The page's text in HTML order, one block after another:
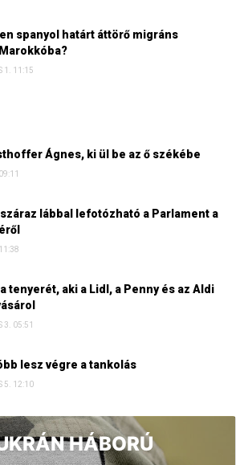
spanyol határt áttörő migráns
1. 11:15
Ágnes, ki ül be az ő székébe
lábbal lefotózható a Parlament a
tenyerét, aki a Lidl, a Penny és az Aldi
3. 05:51
lesz végre a tankolás
5. 12:10
HÁBORÚ